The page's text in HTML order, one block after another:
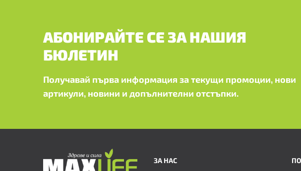
АБОНИРАЙТЕ СЕ ЗА НАШИЯ
БЮЛЕТИН
Получавай първа информация за текущи промоции, нови
артикули, новини и допълнителни отстъпки.
ЗА НАС